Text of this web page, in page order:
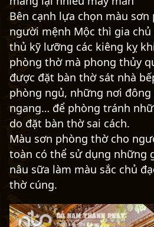
Bên cạnh lựa chọn màu
người mệnh Mộc thì gia
thủ kỹ lưỡng các kiêng kỵ
phòng thờ mà phong thủy
được đặt bàn thờ sát nhà
phòng ngủ, những nơi
ngang… để phòng tránh
do đặt bàn thờ sai cách.
Màu sơn phòng thờ cho
toàn có thể sử dụng những
nâu sữa làm màu sắc chủ
thờ cúng.